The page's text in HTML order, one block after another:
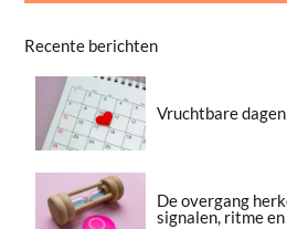
Recente berichten
Vruchtbare
De overgang
signalen, ritme